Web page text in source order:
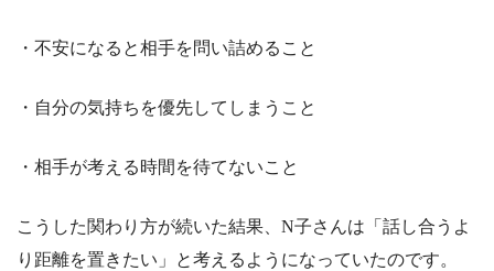
・不安になると相手を問い詰めること
・自分の気持ちを優先してしまうこと
・相手が考える時間を待てないこと
こうした関わり方が続いた結果、N子さんは「話し合うよ
り距離を置きたい」と考えるようになっていたのです。